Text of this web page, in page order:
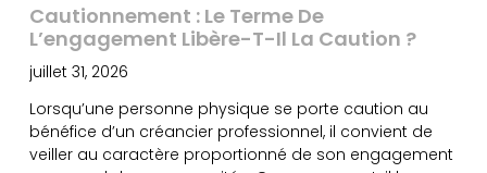
Cautionnement : Le Terme De
L’engagement Libère-T-Il La Caution ?
juillet 31, 2026
Lorsqu’une personne physique se porte caution au
bénéfice d’un créancier professionnel, il convient de
veiller au caractère proportionné de son engagement